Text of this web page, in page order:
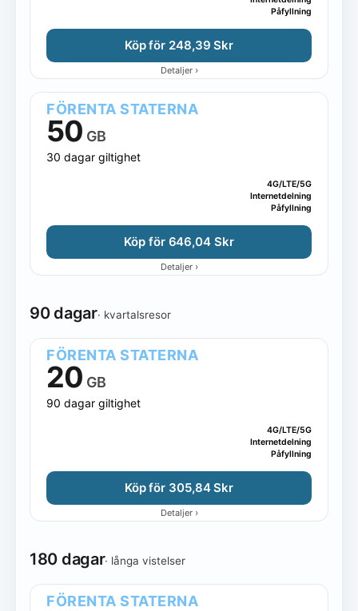
Påfyllning
Köp för 248,39 Skr
Detaljer ›
FÖRENTA STATERNA
50 GB
30 dagar giltighet
4G/LTE/5G
Internetdelning
Påfyllning
Köp för 646,04 Skr
Detaljer ›
90 dagar· kvartalsresor
FÖRENTA STATERNA
20 GB
90 dagar giltighet
4G/LTE/5G
Internetdelning
Påfyllning
Köp för 305,84 Skr
Detaljer ›
180 dagar· långa vistelser
FÖRENTA STATERNA